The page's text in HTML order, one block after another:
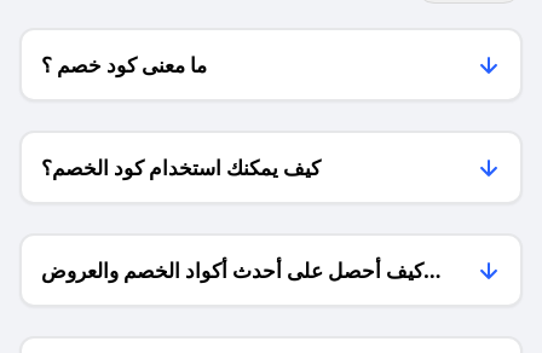
ما معنى كود خصم ؟
كيف يمكنك استخدام كود الخصم؟
كيف أحصل على أحدث أكواد الخصم والعروض
للمتاجر؟